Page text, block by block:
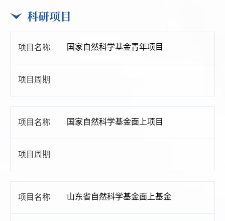
科研项目
国家自然科学基金青年项目
国家自然科学基金面上项目
山东省自然科学基金面上基金